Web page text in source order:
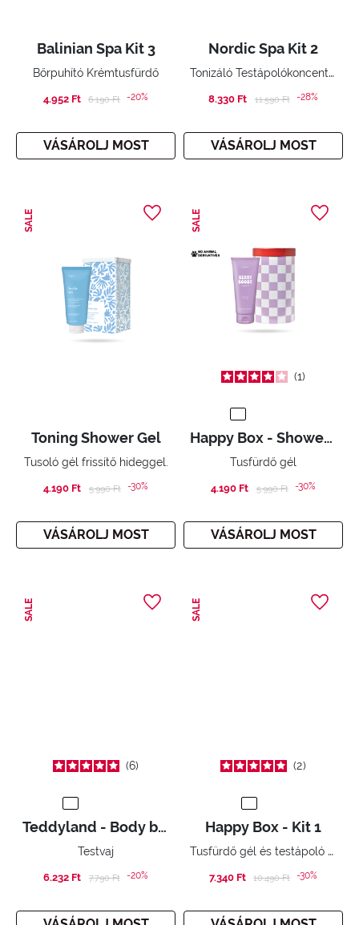
Balinian Spa Kit 3
Bőrpuhító Krémtusfürdő
4.952 Ft Price reduced from
6.190 Ftto-20%
VÁSÁROLJ MOST
Nordic Spa Kit 2
Tonizáló Testápolókoncentrátum és tonizáló tusfürdő gél
8.330 Ft Price reduced from
11.590 Ftto-28%
VÁSÁROLJ MOST
SALE
Toning Shower Gel
Tusoló gél frissítő hideggel.
4.190 Ft Price reduced from
5.990 Ftto-30%
VÁSÁROLJ MOST
SALE
1
Happy Box - Shower Gel
Tusfürdő gél
4.190 Ft Price reduced from
5.990 Ftto-30%
VÁSÁROLJ MOST
SALE
6
Teddyland - Body butter
Testvaj
6.232 Ft Price reduced from
7.790 Ftto-20%
SALE
2
Happy Box - Kit 1
Tusfürdő gél és testápoló tej
7.340 Ft Price reduced from
10.490 Ftto-30%